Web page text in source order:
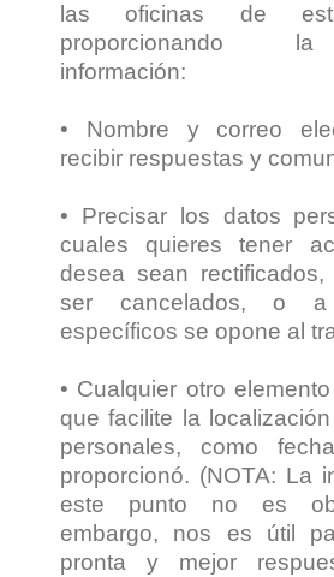
las oficinas de
proporcionando
información:
• Nombre y correo
recibir respuestas y
• Precisar los datos
cuales quieres tener
desea sean
ser cancelados, o
específicos se opone al
• Cualquier otro
que facilite la
personales, como
proporcionó. (NOTA: La
este punto no es
embargo, nos es útil
pronta y mejor